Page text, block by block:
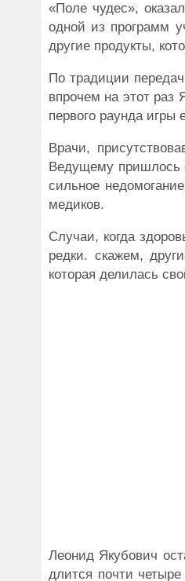
«Поле чудес»,
одной из программ
другие продукты,
По традиции
впрочем на этот раз
первого раунда игры
Врачи,
Ведущему пришлось
сильное
медиков.
Случаи, когда
редки. скажем,
которая делилась
Леонид Якубович
длится почти